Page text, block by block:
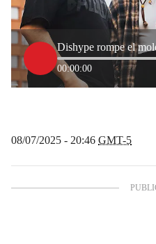
00:00:00
08/07/2025 - 20:46 GMT-5